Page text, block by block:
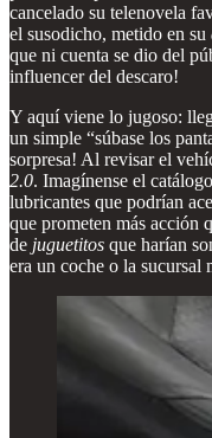
cancelado su telenovela
el susodicho, metido en su
que ni cuenta se dio del
influencer del descaro!
Y aquí viene lo jugoso:
un simple “súbase los
sorpresa! Al revisar el
2.0. Imagínense el
lubricantes que podrían
que prometen más acción
de juguetitos que harían
era un coche o la sucursal